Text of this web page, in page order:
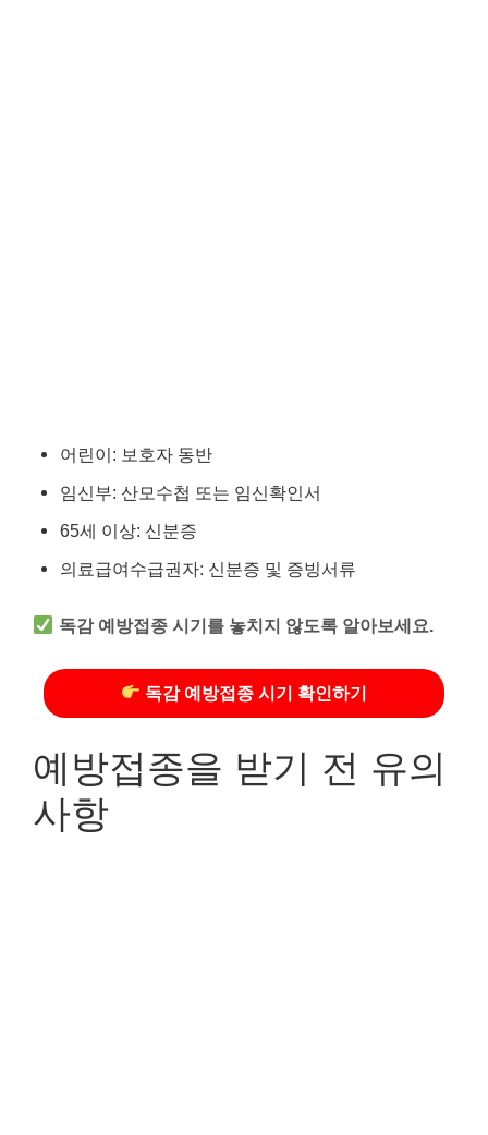
어린이: 보호자 동반
임신부: 산모수첩 또는 임신확인서
65세 이상: 신분증
의료급여수급권자: 신분증 및 증빙서류
독감 예방접종 시기를 놓치지 않도록 알아보세요.
독감 예방접종 시기 확인하기
예방접종을 받기 전 유의
사항